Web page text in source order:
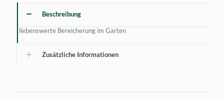
Beschreibung
liebenswerte Bereicherung im Garten
Zusätzliche Informationen